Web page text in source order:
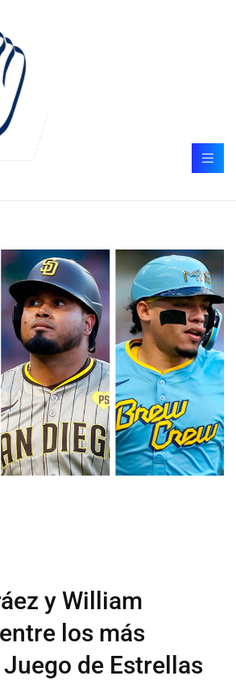
y William
los más
de Estrellas